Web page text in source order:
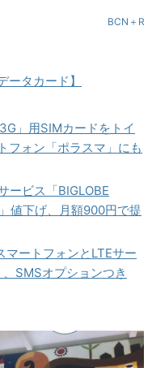
BCN＋R
タカード】
」用SIMカードをトイ
フォン「ポラスマ」にも
ービス「BIGLOBE
値下げ、月額900円で提
ートフォンとLTEサー
SMSオプションつき